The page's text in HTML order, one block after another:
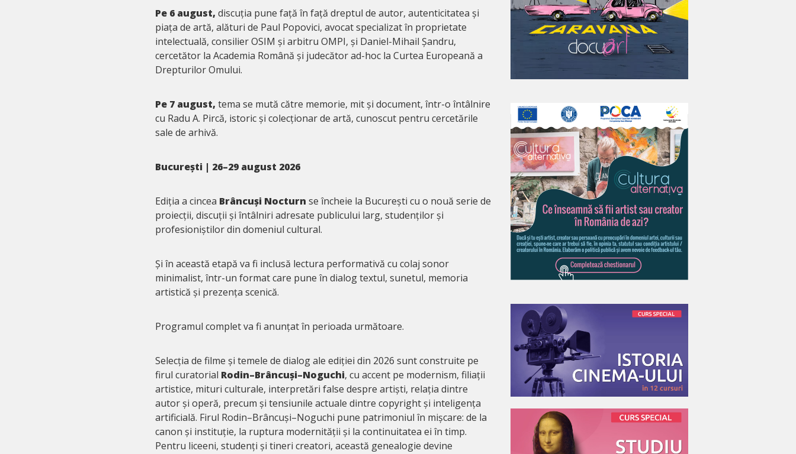
Pe 6 august, discuția pune față în față dreptul de autor, autenticitatea și
piața de artă, alături de Paul Popovici, avocat specializat în proprietate
intelectuală, consilier OSIM și arbitru OMPI, și Daniel-Mihail Șandru,
cercetător la Academia Română și judecător ad-hoc la Curtea Europeană a
Drepturilor Omului.
Pe 7 august, tema se mută către memorie, mit și document, într-o întâlnire
cu Radu A. Pircă, istoric și colecționar de artă, cunoscut pentru cercetările
sale de arhivă.
București | 26–29 august 2026
Ediția a cincea Brâncuși Nocturn se încheie la București cu o nouă serie de
proiecții, discuții și întâlniri adresate publicului larg, studenților și
profesioniștilor din domeniul cultural.
Și în această etapă va fi inclusă lectura performativă cu colaj sonor
minimalist, într-un format care pune în dialog textul, sunetul, memoria
artistică și prezența scenică.
Programul complet va fi anunțat în perioada următoare.
Selecția de filme și temele de dialog ale ediției din 2026 sunt construite pe
firul curatorial Rodin–Brâncuși–Noguchi, cu accent pe modernism, filiații
artistice, mituri culturale, interpretări false despre artiști, relația dintre
autor și operă, precum și tensiunile actuale dintre copyright și inteligența
artificială. Firul Rodin–Brâncuși–Noguchi pune patrimoniul în mișcare: de la
canon și instituție, la ruptura modernității și la continuitatea ei în timp.
Pentru liceeni, studenți și tineri creatori, această genealogie devine